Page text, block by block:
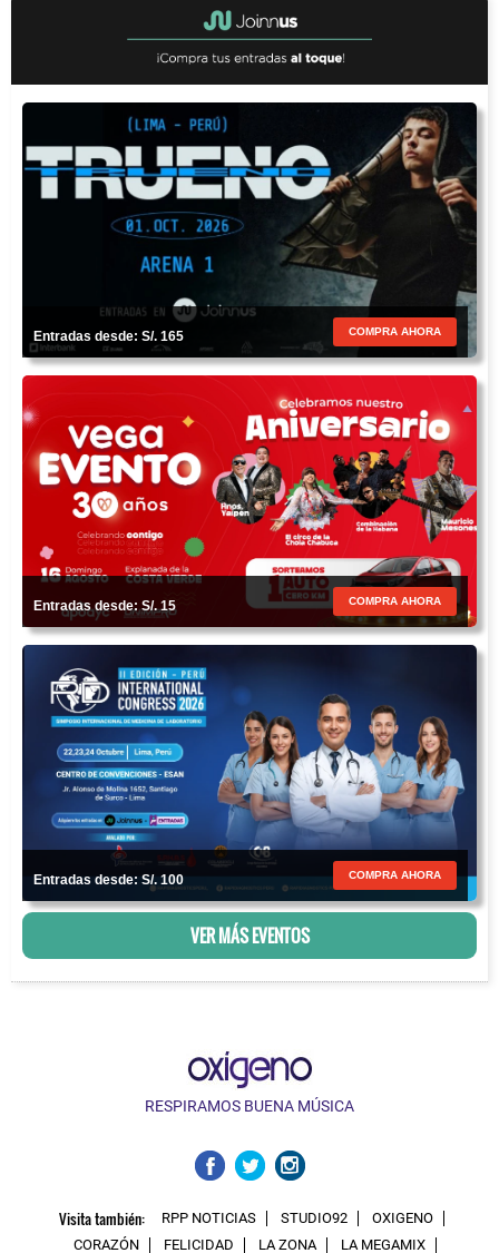
Entradas desde: S/. 165 COMPRA AHORA
Entradas desde: S/. 15 COMPRA AHORA
Entradas desde: S/. 100 COMPRA AHORA
VER MÁS EVENTOS
RESPIRAMOS BUENA MÚSICA
Visita también: RPP NOTICIAS STUDIO92
OXIGENO
CORAZÓN
FELICIDAD LA ZONA LA MEGAMIX